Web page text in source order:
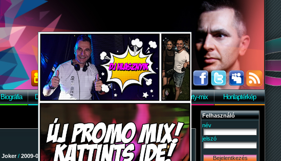
Biográfia Discográfia Képek Letöltés Vendégkönyv Party-mix Honlaptérkép
Joker / 2009-08-08 - Party-mix Night Tour 2009./ 58
Felhasználó
név
jelszó